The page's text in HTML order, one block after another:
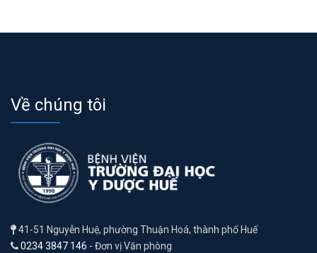
Về chúng tôi
41-51 Nguyễn Huệ, phường Thuận Hoá, thành phố Huế
0234 3847 146 - Đơn vị Văn phòng